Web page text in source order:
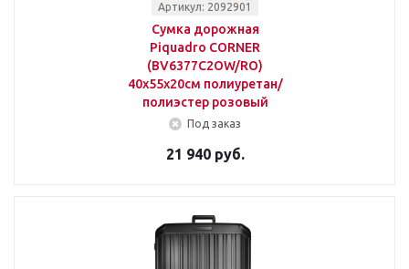
Артикул: 2092901
Сумка дорожная
Piquadro CORNER
(BV6377C2OW/RO)
40x55x20см полиуретан/
полиэстер розовый
Под заказ
21 940 руб.